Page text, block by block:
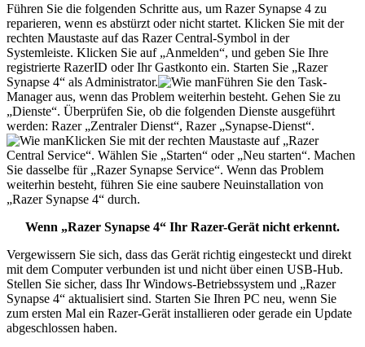
Führen Sie die folgenden Schritte aus, um Razer Synapse 4 zu
reparieren, wenn es abstürzt oder nicht startet. Klicken Sie mit der
rechten Maustaste auf das Razer Central-Symbol in der
Systemleiste. Klicken Sie auf „Anmelden“, und geben Sie Ihre
registrierte RazerID oder Ihr Gastkonto ein. Starten Sie „Razer
Synapse 4“ als Administrator.
Führen Sie den Task-
Manager aus, wenn das Problem weiterhin besteht. Gehen Sie zu
„Dienste“. Überprüfen Sie, ob die folgenden Dienste ausgeführt
werden: Razer „Zentraler Dienst“, Razer „Synapse-Dienst“.
Klicken Sie mit der rechten Maustaste auf „Razer
Central Service“. Wählen Sie „Starten“ oder „Neu starten“. Machen
Sie dasselbe für „Razer Synapse Service“. Wenn das Problem
weiterhin besteht, führen Sie eine saubere Neuinstallation von
„Razer Synapse 4“ durch.
Wenn „Razer Synapse 4“ Ihr Razer-Gerät nicht erkennt.
Vergewissern Sie sich, dass das Gerät richtig eingesteckt und direkt
mit dem Computer verbunden ist und nicht über einen USB-Hub.
Stellen Sie sicher, dass Ihr Windows-Betriebssystem und „Razer
Synapse 4“ aktualisiert sind. Starten Sie Ihren PC neu, wenn Sie
zum ersten Mal ein Razer-Gerät installieren oder gerade ein Update
abgeschlossen haben.